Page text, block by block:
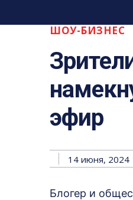
ШОУ-БИЗНЕС
эфир
14 июня, 2024
Блогер и